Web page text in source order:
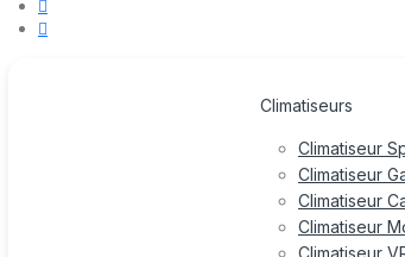
Climatiseurs
Climatiseur
Climatiseur
Climatiseur
Climatiseur
Climatiseur